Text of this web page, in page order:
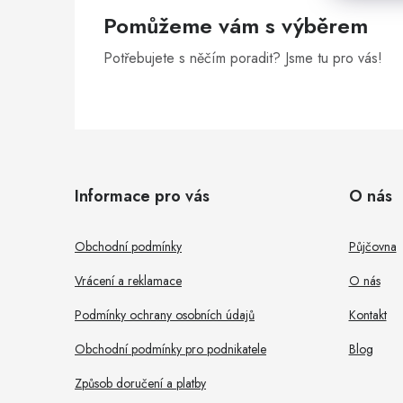
Pomůžeme vám s výběrem
Potřebujete s něčím poradit? Jsme tu pro vás!
Informace pro vás
Obchodní podmínky
Vrácení a reklamace
Podmínky ochrany osobních údajů
Obchodní podmínky pro podnikatele
Způsob doručení a platby
O nás
Půjčovna
O nás
Kontakt
Blog